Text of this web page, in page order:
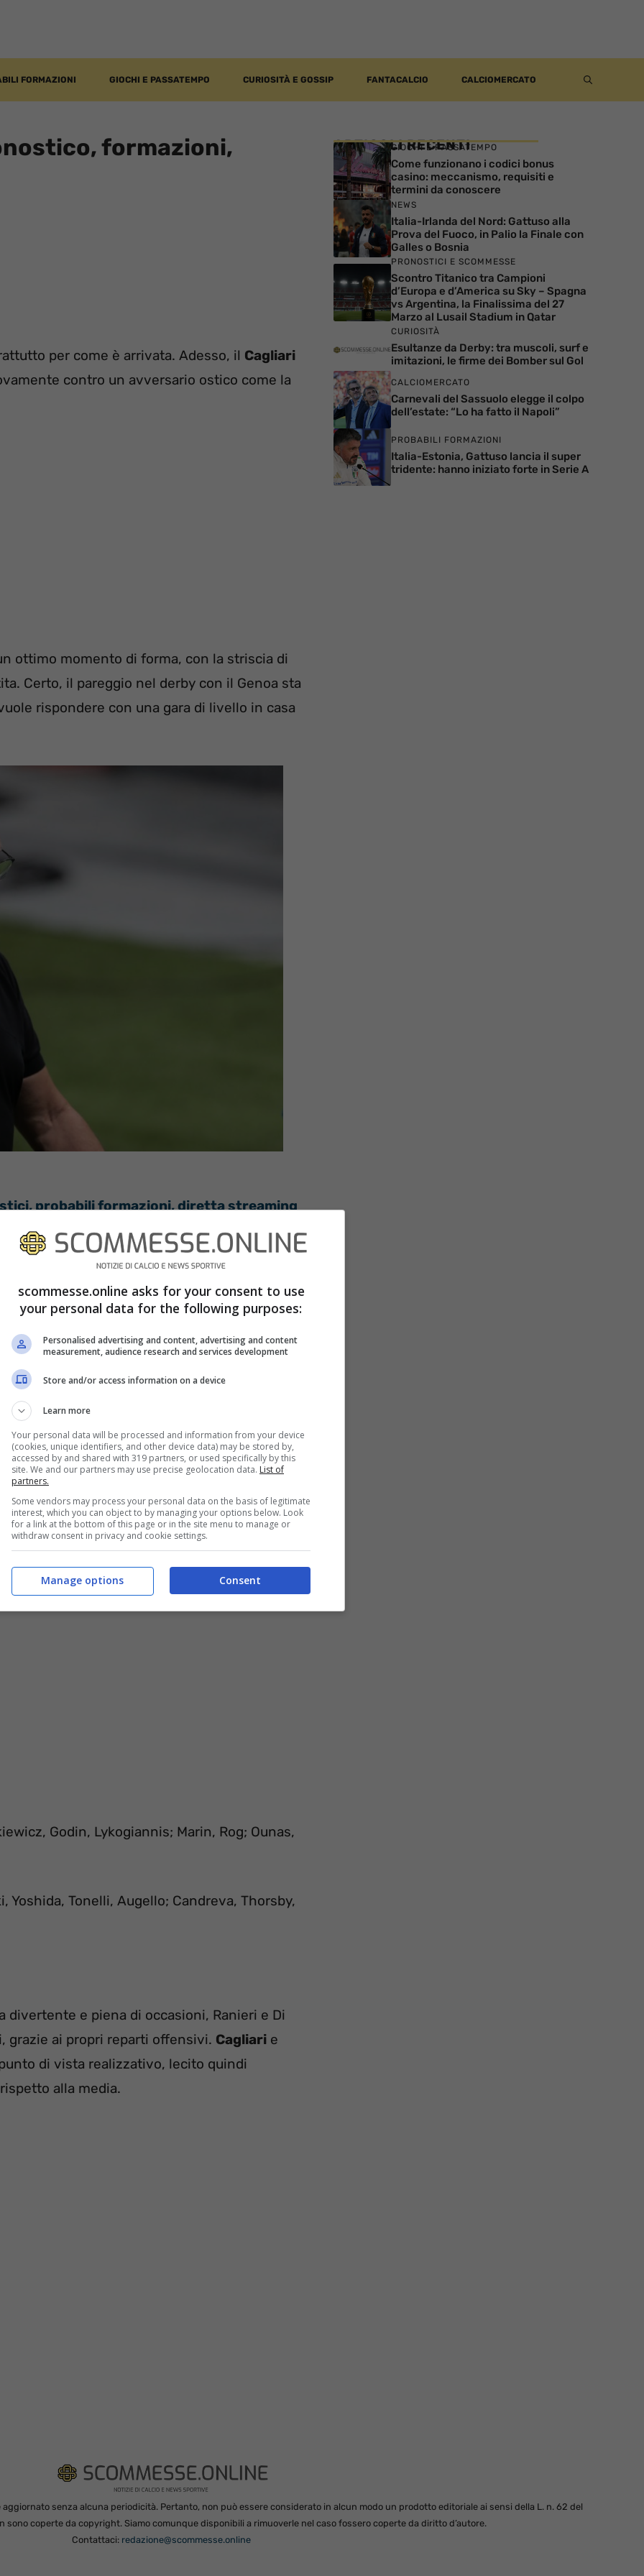
FORMAZIONI GIOCHI E PASSATEMPO CURIOSITÀ E GOSSIP FANTACALCIO CALCIOMERCATO
formazioni,
per come è arrivata. Adesso, il Cagliari
contro un avversario ostico come la
ottimo momento di forma, con la striscia di
Certo, il pareggio nel derby con il Genoa sta
rispondere con una gara di livello in casa
probabili formazioni, diretta streaming
in diretta tv da Sky e andrà in onda sui
satellite, numero 473 e 483 del digitale
si preannunciano buone: 19 gradi, cielo
Godin, Lykogiannis; Marin, Rog; Ounas,
Yoshida, Tonelli, Augello; Candreva, Thorsby,
divertente e piena di occasioni, Ranieri e Di
grazie ai propri reparti offensivi. Cagliari e
di vista realizzativo, lecito quindi
alla media.
ARTICOLI RECENTI
GIOCHI E PASSATEMPO
Come funzionano i codici bonus
casino: meccanismo, requisiti e
termini da conoscere
NEWS
Italia-Irlanda del Nord: Gattuso alla
Prova del Fuoco, in Palio la Finale con
Galles o Bosnia
PRONOSTICI E SCOMMESSE
Scontro Titanico tra Campioni
d’Europa e d’America su Sky – Spagna
vs Argentina, la Finalissima del 27
Marzo al Lusail Stadium in Qatar
CURIOSITÀ
Esultanze da Derby: tra muscoli, surf e
imitazioni, le firme dei Bomber sul Gol
CALCIOMERCATO
Carnevali del Sassuolo elegge il colpo
dell’estate: “Lo ha fatto il Napoli”
PROBABILI FORMAZIONI
Italia-Estonia, Gattuso lancia il super
tridente: hanno iniziato forte in Serie A
senza alcuna periodicità. Pertanto, non può essere considerato in alcun modo un prodotto editoriale ai sensi della L. n. 62 del
sono coperte da copyright. Siamo comunque disponibili a rimuoverle nel caso fossero coperte da diritto d’autore.
Contattaci: redazione@scommesse.online
scommesse.online asks for your consent to use
your personal data for the following purposes:
Personalised advertising and content, advertising and content
measurement, audience research and services development
Store and/or access information on a device
Learn more
Your personal data will be processed and information from your device
(cookies, unique identifiers, and other device data) may be stored by,
accessed by and shared with 319 partners, or used specifically by this
site. We and our partners may use precise geolocation data. List of
partners.
Some vendors may process your personal data on the basis of legitimate
interest, which you can object to by managing your options below. Look
for a link at the bottom of this page or in the site menu to manage or
withdraw consent in privacy and cookie settings.
Consent
Manage options